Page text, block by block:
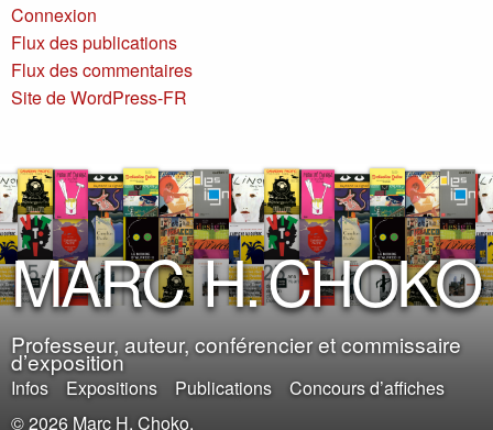
Connexion
Flux des publications
Flux des commentaires
Site de WordPress-FR
MARC H.CHOKO
Professeur, auteur, conférencier et commissaire
d’exposition
Infos Expositions Publications
Concours d’affiches
© 2026 Marc H. Choko.